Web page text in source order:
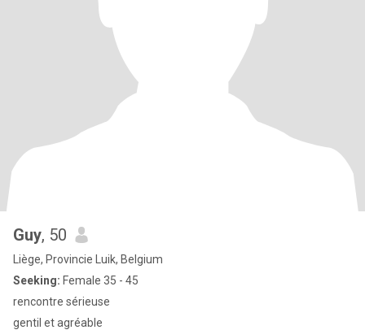
Guy, 50
Liège, Provincie Luik, Belgium
Seeking: Female 35 - 45
rencontre sérieuse
gentil et agréable